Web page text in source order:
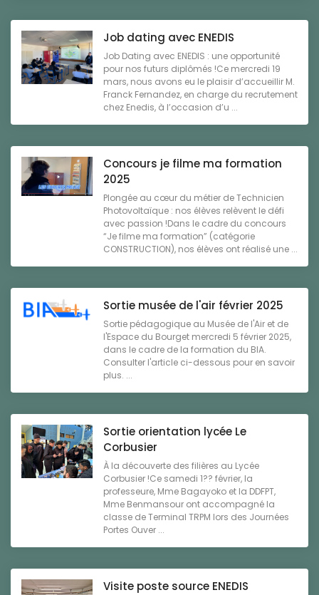
Job dating avec ENEDIS
Job Dating avec ENEDIS : une opportunité
pour nos futurs diplômés !Ce mercredi 19
mars, nous avons eu le plaisir d’accueillir M.
Franck Fernandez, en charge du recrutement
chez Enedis, à l’occasion d’u ...
Concours je filme ma formation
2025
Plongée au cœur du métier de Technicien
Photovoltaïque : nos élèves relèvent le défi
avec passion !Dans le cadre du concours
“Je filme ma formation” (catégorie
CONSTRUCTION), nos élèves ont réalisé une ...
Sortie musée de l'air février 2025
Sortie pédagogique au Musée de l'Air et de
l'Espace du Bourget mercredi 5 février 2025,
dans le cadre de la formation du BIA.
Consulter l'article ci-dessous pour en savoir
plus. ...
Sortie orientation lycée Le
Corbusier
À la découverte des filières au Lycée
Corbusier !Ce samedi 1?? février, la
professeure, Mme Bagayoko et la DDFPT,
Mme Benmansour ont accompagné la
classe de Terminal TRPM lors des Journées
Portes Ouver ...
Visite poste source ENEDIS